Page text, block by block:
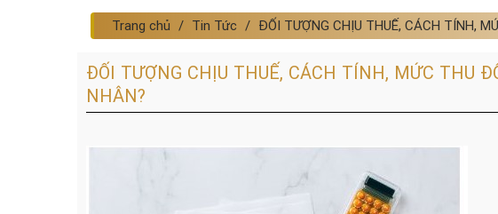
Trang chủ Tin Tức ĐỐI TƯỢNG CHỊU THUẾ, CÁCH TÍNH,
ĐỐI TƯỢNG CHỊU THUẾ, CÁCH TÍNH, MỨC THU
NHÂN?